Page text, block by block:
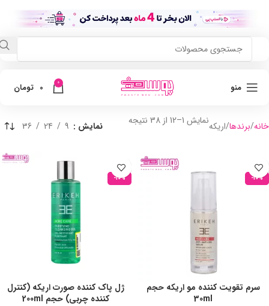
منو 0
0 تومان
خانه برندها اریکهنمایش 1–12 از 38 نتیجه نمایش 9
24
36
-10%
سرم تقویت کننده مو اریکه حجم
30ml
-10%
ژل پاک کننده صورت اریکه (کنترل
کننده چربی) حجم 200ml